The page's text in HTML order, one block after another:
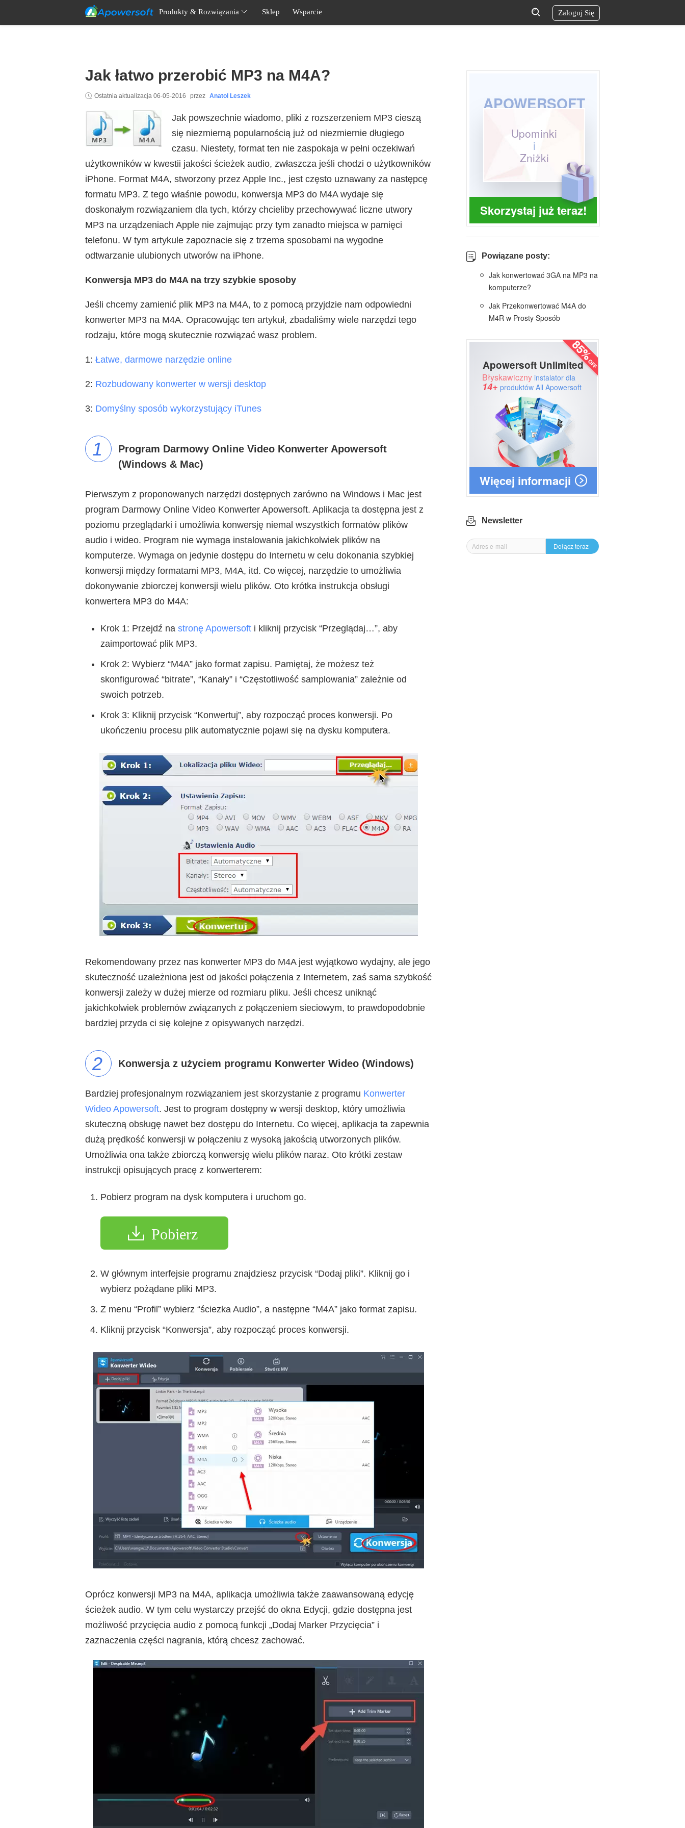
Produkty & Rozwiązania Sklep Wsparcie Zaloguj Się
Jak łatwo przerobić MP3 na M4A?
Ostatnia aktualizacja 06-05-2016 przez Anatol Leszek
Jak powszechnie wiadomo, pliki z rozszerzeniem MP3 cieszą
się niezmierną popularnością już od niezmiernie długiego
czasu. Niestety, format ten nie zaspokaja w pełni oczekiwań
użytkowników w kwestii jakości ścieżek audio, zwłaszcza jeśli chodzi o użytkowników
iPhone. Format M4A, stworzony przez Apple Inc., jest często uznawany za następcę
formatu MP3. Z tego właśnie powodu, konwersja MP3 do M4A wydaje się
doskonałym rozwiązaniem dla tych, którzy chcieliby przechowywać liczne utwory
MP3 na urządzeniach Apple nie zajmując przy tym zanadto miejsca w pamięci
telefonu. W tym artykule zapoznacie się z trzema sposobami na wygodne
odtwarzanie ulubionych utworów na iPhone.
Konwersja MP3 do M4A na trzy szybkie sposoby
Jeśli chcemy zamienić plik MP3 na M4A, to z pomocą przyjdzie nam odpowiedni
konwerter MP3 na M4A. Opracowując ten artykuł, zbadaliśmy wiele narzędzi tego
rodzaju, które mogą skutecznie rozwiązać wasz problem.
1: Łatwe, darmowe narzędzie online
2: Rozbudowany konwerter w wersji desktop
3: Domyślny sposób wykorzystujący iTunes
1
Program Darmowy Online Video Konwerter Apowersoft
(Windows & Mac)
Pierwszym z proponowanych narzędzi dostępnych zarówno na Windows i Mac jest
program Darmowy Online Video Konwerter Apowersoft. Aplikacja ta dostępna jest z
poziomu przeglądarki i umożliwia konwersję niemal wszystkich formatów plików
audio i wideo. Program nie wymaga instalowania jakichkolwiek plików na
komputerze. Wymaga on jedynie dostępu do Internetu w celu dokonania szybkiej
konwersji między formatami MP3, M4A, itd. Co więcej, narzędzie to umożliwia
dokonywanie zbiorczej konwersji wielu plików. Oto krótka instrukcja obsługi
konwertera MP3 do M4A:
Krok 1: Przejdź na stronę Apowersoft i kliknij przycisk “Przeglądaj…”, aby
zaimportować plik MP3.
Krok 2: Wybierz “M4A” jako format zapisu. Pamiętaj, że możesz też
skonfigurować “bitrate”, “Kanały” i “Częstotliwość samplowania” zależnie od
swoich potrzeb.
Krok 3: Kliknij przycisk “Konwertuj”, aby rozpocząć proces konwersji. Po
ukończeniu procesu plik automatycznie pojawi się na dysku komputera.
Rekomendowany przez nas konwerter MP3 do M4A jest wyjątkowo wydajny, ale jego
skuteczność uzależniona jest od jakości połączenia z Internetem, zaś sama szybkość
konwersji zależy w dużej mierze od rozmiaru pliku. Jeśli chcesz uniknąć
jakichkolwiek problemów związanych z połączeniem sieciowym, to prawdopodobnie
bardziej przyda ci się kolejne z opisywanych narzędzi.
2 Konwersja z użyciem programu Konwerter Wideo (Windows)
Bardziej profesjonalnym rozwiązaniem jest skorzystanie z programu Konwerter
Wideo Apowersoft. Jest to program dostępny w wersji desktop, który umożliwia
skuteczną obsługę nawet bez dostępu do Internetu. Co więcej, aplikacja ta zapewnia
dużą prędkość konwersji w połączeniu z wysoką jakością utworzonych plików.
Umożliwia ona także zbiorczą konwersję wielu plików naraz. Oto krótki zestaw
instrukcji opisujących pracę z konwerterem:
Pobierz program na dysk komputera i uruchom go.
Pobierz
W głównym interfejsie programu znajdziesz przycisk “Dodaj pliki”. Kliknij go i
wybierz pożądane pliki MP3.
Z menu “Profil” wybierz “ściezka Audio”, a następne “M4A” jako format zapisu.
Kliknij przycisk “Konwersja”, aby rozpocząć proces konwersji.
Oprócz konwersji MP3 na M4A, aplikacja umożliwia także zaawansowaną edycję
ścieżek audio. W tym celu wystarczy przejść do okna Edycji, gdzie dostępna jest
możliwość przycięcia audio z pomocą funkcji „Dodaj Marker Przycięcia” i
zaznaczenia części nagrania, którą chcesz zachować.
Skorzystaj już teraz!
APOWERSOFT
Upominki
i
Zniżki
Powiązane posty:
Jak konwertować 3GA na MP3 na
komputerze?
Jak Przekonwertować M4A do
M4R w Prosty Sposób
Więcej informacji
Apowersoft Unlimited
Błyskawiczny instalator dla
14+ produktów All Apowersoft
Newsletter
Dołącz teraz